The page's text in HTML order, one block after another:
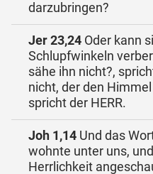
darzubringen?
Jer 23,24 Oder kann
Schlupfwinkeln
sähe ihn nicht?,
nicht, der den
spricht der HERR.
Joh 1,14 Und das
wohnte unter uns,
Herrlichkeit